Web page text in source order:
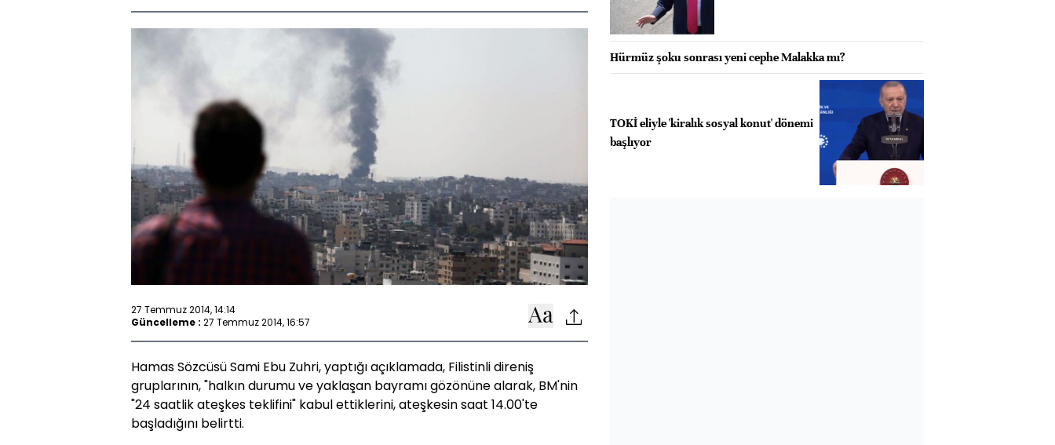
27 Temmuz 2014, 14:14
Güncelleme : 27 Temmuz 2014, 16:57
Hamas Sözcüsü Sami Ebu Zuhri, yaptığı açıklamada, Filistinli direniş
gruplarının, "halkın durumu ve yaklaşan bayramı gözönüne alarak, BM'nin
"24 saatlik ateşkes teklifini" kabul ettiklerini, ateşkesin saat 14.00'te
başladığını belirtti.
Hürmüz şoku sonrası yeni cephe Malakka mı?
TOKİ eliyle 'kiralık sosyal konut' dönemi
başlıyor